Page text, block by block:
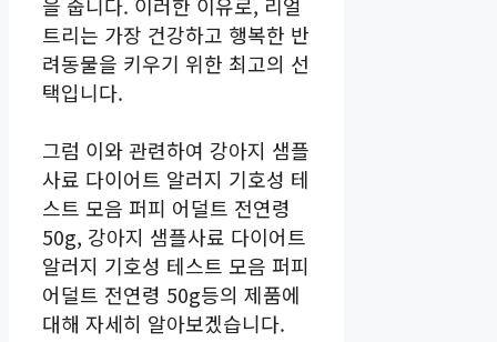
트리는 가장 건강하고 행복한 반
려동물을 키우기 위한 최고의 선
택입니다.
그럼 이와 관련하여 강아지 샘플
사료 다이어트 알러지 기호성 테
스트 모음 퍼피 어덜트 전연령
50g, 강아지 샘플사료 다이어트
알러지 기호성 테스트 모음 퍼피
어덜트 전연령 50g등의 제품에
대해 자세히 알아보겠습니다.